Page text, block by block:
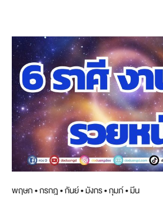
พฤษภ • กรกฎ • กันย์ • มังกร • กุมภ์ • มีน